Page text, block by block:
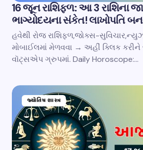
16 જૂન રાશિફળ: આ 3 રાશિના
ભાગ્યોદયના સંકેત! લાખોપતિ
હવેથી રોજ રાશિફળ,જોક્સ-
મોબાઈલમાં મેળવવા → અહીં ક્લિક
વૉટ્સએપ ગ્રુપમાં. Daily Horoscope:…
જ્યોતિષ શાસ્ત્ર